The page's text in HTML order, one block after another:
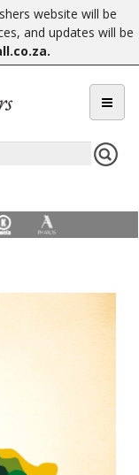
website will be
and updates will be
.